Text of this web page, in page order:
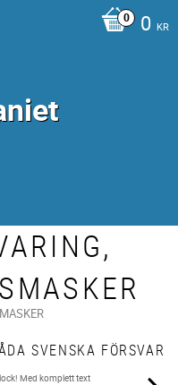
0 KR
SVENSKA FÖRSVAR
Med komplett text